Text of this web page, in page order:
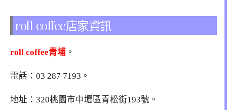
roll coffee店家資訊
roll coffee青埔 。
電話：03 287 7193。
地址：320桃園市中壢區青松街193號。